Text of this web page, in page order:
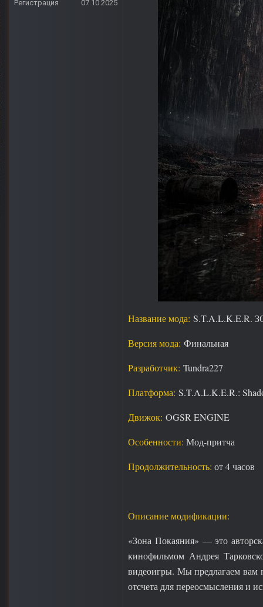
Регистрация
07.10.2025
Название мода:
Версия мода: Финальная
Разработчик: Tundra227
Платформа: S.T.A.L.K.E.R.:
Движок: OGSR ENGINE
Особенности: Мод-притча
Продолжительность: от 4 часов
Описание модификации:
«Зона Покаяния» — это
кинофильмом Андрея
видеоигры. Мы предлагаем вам
отсчета для переосмысления и